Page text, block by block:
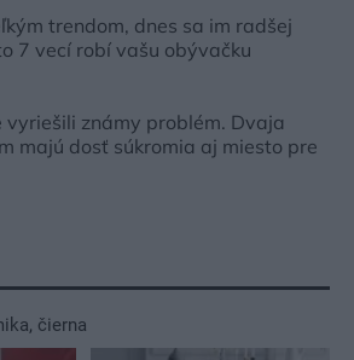
trendom, dnes sa im radšej
7 vecí robí vašu obývačku
vyriešili známy problém. Dvaja
majú dosť súkromia aj miesto pre
, čierna